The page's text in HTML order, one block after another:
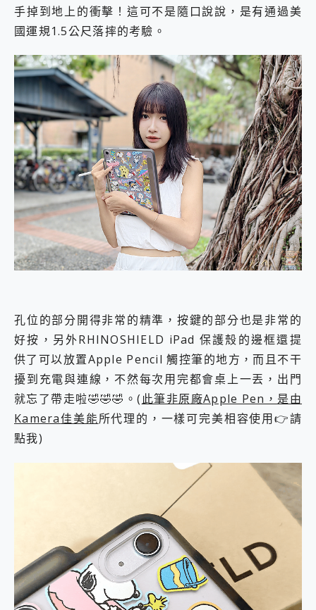
手掉到地上的衝擊！這可不是隨口說說，是有通過美
國運規1.5公尺落摔的考驗。
孔位的部分開得非常的精準，按鍵的部分也是非常的
好按，另外RHINOSHIELD iPad 保護殼的邊框還提
供了可以放置Apple Pencil 觸控筆的地方，而且不干
擾到充電與連線，不然每次用完都會桌上一丟，出門
就忘了帶走啦🤣🤣🤣。( 此筆非原廠Apple Pen，是由
Kamera佳美能所代理的，一樣可完美相容使用👉請
點我)